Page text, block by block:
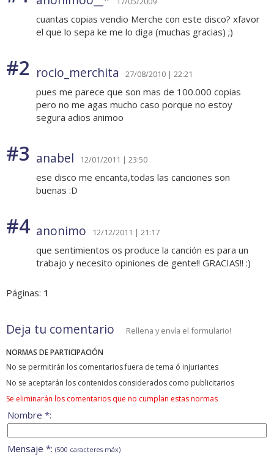
cuantas copias vendio Merche con este disco? xfavor
el que lo sepa ke me lo diga (muchas gracias) ;)
#2 rocio_merchita 27/08/2010 | 22:21
pues me parece que son mas de 100.000 copias
pero no me agas mucho caso porque no estoy
segura adios animoo
#3 anabel 12/01/2011 | 23:50
ese disco me encanta,todas las canciones son
buenas :D
#4 anonimo 12/12/2011 | 21:17
que sentimientos os produce la canción es para un
trabajo y necesito opiniones de gente!! GRACIAS!! :)
Páginas: 1
Deja tu comentario Rellena y envía el formulario!
NORMAS DE PARTICIPACIÓN
No se permitirán los comentarios fuera de tema ó injuriantes
No se aceptarán los contenidos considerados como publicitarios
Se eliminarán los comentarios que no cumplan estas normas
Nombre *:
Mensaje *: (500 caracteres máx)